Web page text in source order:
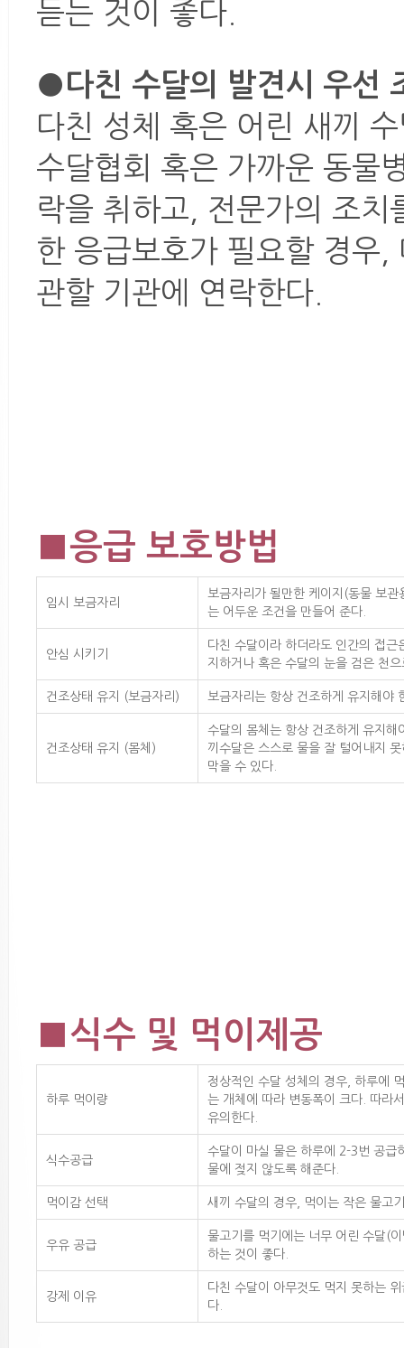
듣는 것이 좋다.
●다친 수달의 발견시 우선
다친 성체 혹은 어린 새끼
수달협회 혹은 가까운 동물
락을 취하고, 전문가의 조
한 응급보호가 필요할 경우
관할 기관에 연락한다.
■응급 보호방법
임시 보금자리
보금자리가 될만한 케이지(동물 보
는 어두운 조건을 만들어 준다.
안심 시키기
다친 수달이라 하더라도 인간의 접
지하거나 혹은 수달의 눈을 검은 천
건조상태 유지 (보금자리) 보금자리는 항상 건조하게 유지해야
건조상태 유지 (몸체)
수달의 몸체는 항상 건조하게 유지
끼수달은 스스로 물을 잘 털어내지
막을 수 있다.
■식수 및 먹이제공
하루 먹이량
정상적인 수달 성체의 경우, 하루에
는 개체에 따라 변동폭이 크다. 따라
유의한다.
식수공급
수달이 마실 물은 하루에 2-3번 공급
물에 젖지 않도록 해준다.
먹이감 선택 새끼 수달의 경우, 먹이는 작은 물고
우유 공급
물고기를 먹기에는 너무 어린 수달(
하는 것이 좋다.
강제 이유
다친 수달이 아무것도 먹지 못하는
다.